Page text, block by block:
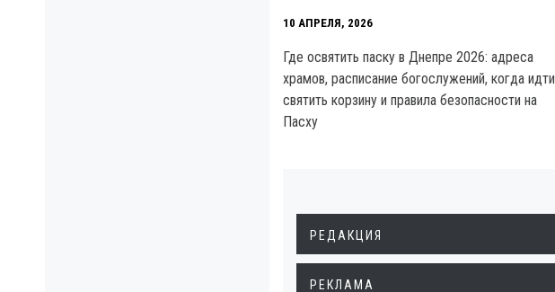
10 АПРЕЛЯ, 2026
Где освятить паску в Днепре 2026: адреса
храмов, расписание богослужений, когда идти
святить корзину и правила безопасности на
Пасху
РЕДАКЦИЯ
РЕКЛАМА